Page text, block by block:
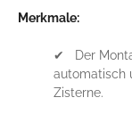
Merkmale:
✔ Der
automatisch
Zisterne.